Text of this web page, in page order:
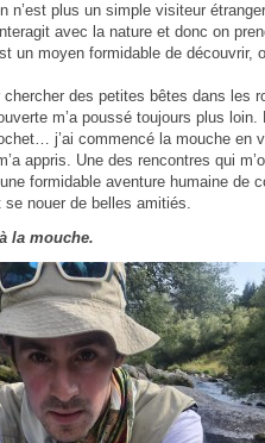
n’est plus un simple visiteur
avec la nature et donc on
un moyen formidable de découvrir,
chercher des petites bêtes dans les
m’a poussé toujours plus
j’ai commencé la mouche en
appris. Une des rencontres qui
formidable aventure humaine de
nouer de belles amitiés.
la mouche.